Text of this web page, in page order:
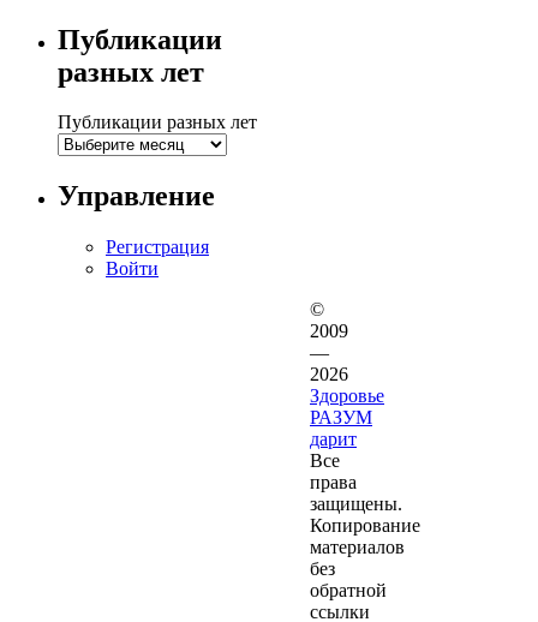
Публикации
разных лет
Публикации разных лет
Управление
Регистрация
Войти
©
2009
—
2026
Здоровье
РАЗУМ
дарит
Все
права
защищены.
Копирование
материалов
без
обратной
ссылки